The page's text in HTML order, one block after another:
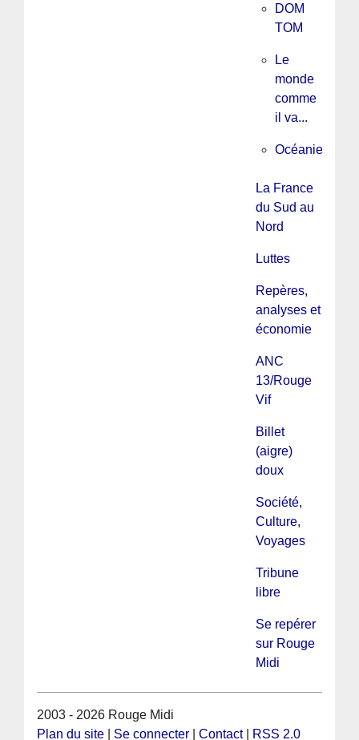
DOM
TOM
Le
monde
comme
il va...
Océanie
La France
du Sud au
Nord
Luttes
Repères,
analyses et
économie
ANC
13/Rouge
Vif
Billet
(aigre)
doux
Société,
Culture,
Voyages
Tribune
libre
Se repérer
sur Rouge
Midi
2003 - 2026 Rouge Midi
Plan du site
Se connecter |Contact| RSS 2.0